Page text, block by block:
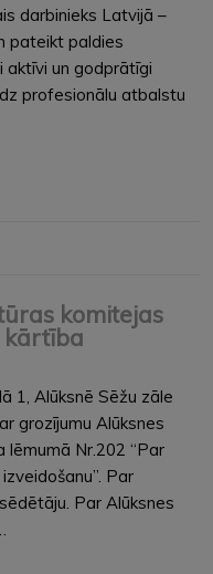
darbinieks Latvijā –
pateikt paldies
aktīvi un godprātīgi
profesionālu atbalstu
komitejas
kārtība
1, Alūksnē Sēžu zāle
grozījumu Alūksnes
lēmumā Nr.202 “Par
Par
Par Alūksnes